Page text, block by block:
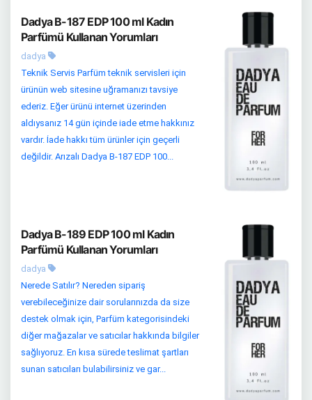
Dadya B-187 EDP 100 ml Kadın
Parfümü Kullanan Yorumları
dadya
Teknik Servis Parfüm teknik servisleri için
ürünün web sitesine uğramanızı tavsiye
ederiz. Eğer ürünü internet üzerinden
aldıysanız 14 gün içinde iade etme hakkınız
vardır. İade hakkı tüm ürünler için geçerli
değildir. Arızalı Dadya B-187 EDP 100...
Dadya B-189 EDP 100 ml Kadın
Parfümü Kullanan Yorumları
dadya
Nerede Satılır? Nereden sipariş
verebileceğinize dair sorularınızda da size
destek olmak için, Parfüm kategorisindeki
diğer mağazalar ve satıcılar hakkında bilgiler
sağlıyoruz. En kısa sürede teslimat şartları
sunan satıcıları bulabilirsiniz ve gar...